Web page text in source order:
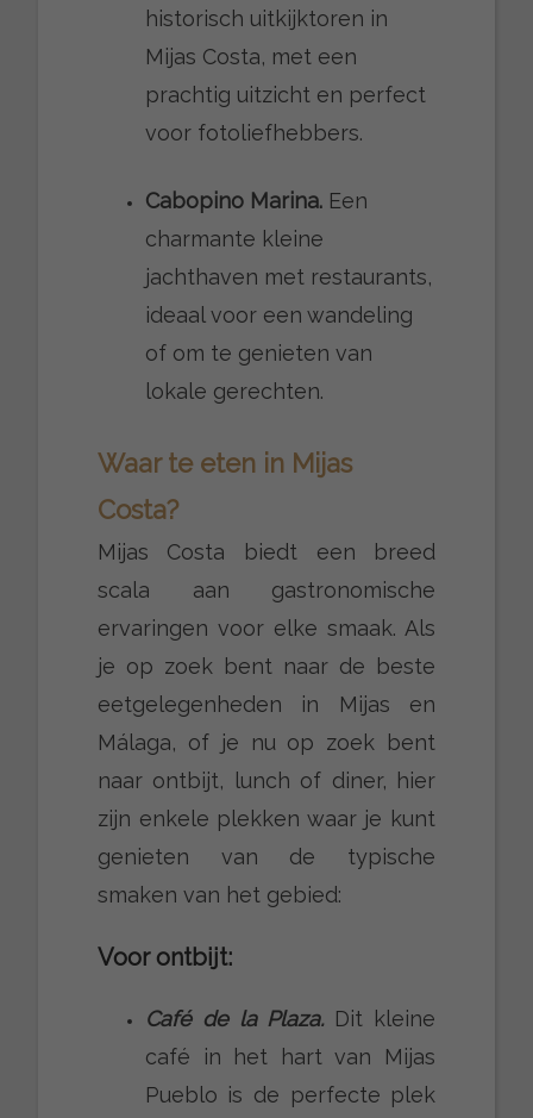
historisch uitkijktoren in
Mijas Costa, met een
prachtig uitzicht en perfect
voor fotoliefhebbers.
Cabopino Marina.Een
charmante kleine
jachthaven met restaurants,
ideaal voor een wandeling
of om te genieten van
lokale gerechten.
Waar te eten in Mijas
Costa?
Mijas Costa biedt een breed
scala aan gastronomische
ervaringen voor elke smaak. Als
je op zoek bent naar de beste
eetgelegenheden in Mijas en
Málaga, of je nu op zoek bent
naar ontbijt, lunch of diner, hier
zijn enkele plekken waar je kunt
genieten van de typische
smaken van het gebied:
Voor ontbijt:
Café de la Plaza. Dit kleine
café in het hart van Mijas
Pueblo is de perfecte plek